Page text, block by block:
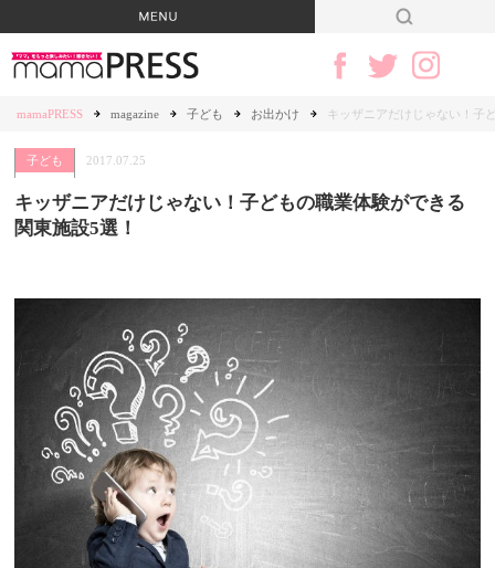
mamaPRESS magazine 子ども お出かけ キッザニアだけじゃない！子
子ども 2017.07.25
キッザニアだけじゃない！子どもの職業体験ができる
関東施設5選！